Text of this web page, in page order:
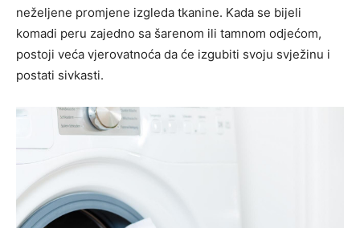
neželjene promjene izgleda tkanine. Kada se bijeli
komadi peru zajedno sa šarenom ili tamnom odjećom,
postoji veća vjerovatnoća da će izgubiti svoju svježinu i
postati sivkasti.